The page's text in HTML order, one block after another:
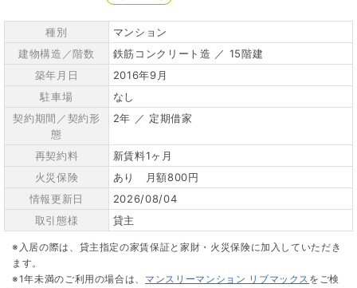
種別
マンション
建物構造／階数
鉄筋コンクリート造 ／ 15階建
築年月日
2016年9月
駐車場
なし
契約期間／契約形
態
2年 ／ 定期借家
再契約料
新賃料1ヶ月
火災保険
あり 月額800円
情報更新日
2026/08/04
取引態様
貸主
※入居の際は、貸主指定の家賃保証と家財・火災保険に加入していただき
ます。
※1年未満のご利用の場合は、 マンスリーマンション リブマックス をご検